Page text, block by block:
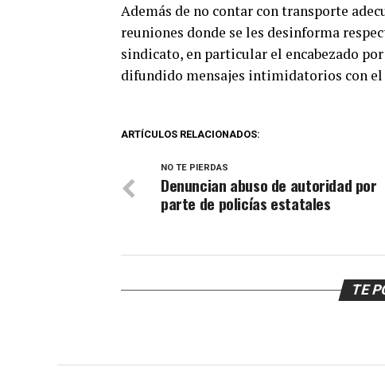
Además de no contar con transporte
reuniones donde se les desinforma
sindicato, en particular el encabezado
difundido mensajes intimidatorios con
ARTÍCULOS RELACIONADOS:
NO TE PIERDAS
Denuncian abuso de autoridad por
parte de policías estatales
TE